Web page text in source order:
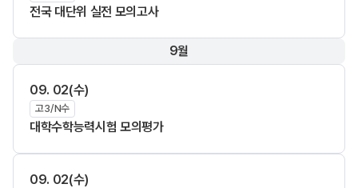
전국 대단위 실전 모의고사
9월
09. 02(수)
고3/N수
대학수학능력시험 모의평가
09. 02(수)